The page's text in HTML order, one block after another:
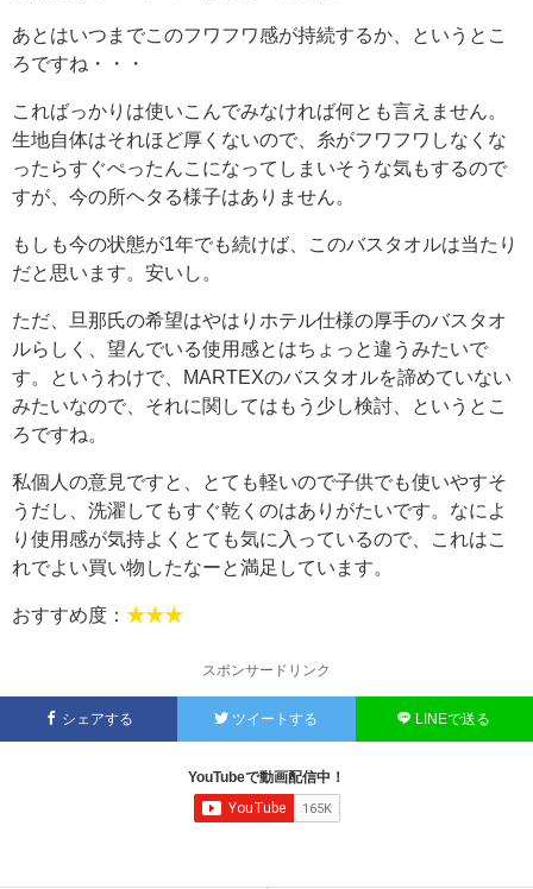
あとはいつまでこのフワフワ感が持続するか、というとこ
ろですね・・・
こればっかりは使いこんでみなければ何とも言えません。
生地自体はそれほど厚くないので、糸がフワフワしなくな
ったらすぐぺったんこになってしまいそうな気もするので
すが、今の所ヘタる様子はありません。
もしも今の状態が1年でも続けば、このバスタオルは当たり
だと思います。安いし。
ただ、旦那氏の希望はやはりホテル仕様の厚手のバスタオ
ルらしく、望んでいる使用感とはちょっと違うみたいで
す。というわけで、MARTEXのバスタオルを諦めていない
みたいなので、それに関してはもう少し検討、というとこ
ろですね。
私個人の意見ですと、とても軽いので子供でも使いやすそ
うだし、洗濯してもすぐ乾くのはありがたいです。なによ
り使用感が気持よくとても気に入っているので、これはこ
れでよい買い物したなーと満足しています。
おすすめ度： ★★★
スポンサードリンク
シェアする ツイートする LINEで送る
YouTubeで動画配信中！